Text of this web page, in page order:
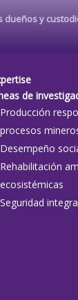
dueños y
de
Producción
procesos
Desempeño
Rehabilitación
ecosistémicas
Seguridad